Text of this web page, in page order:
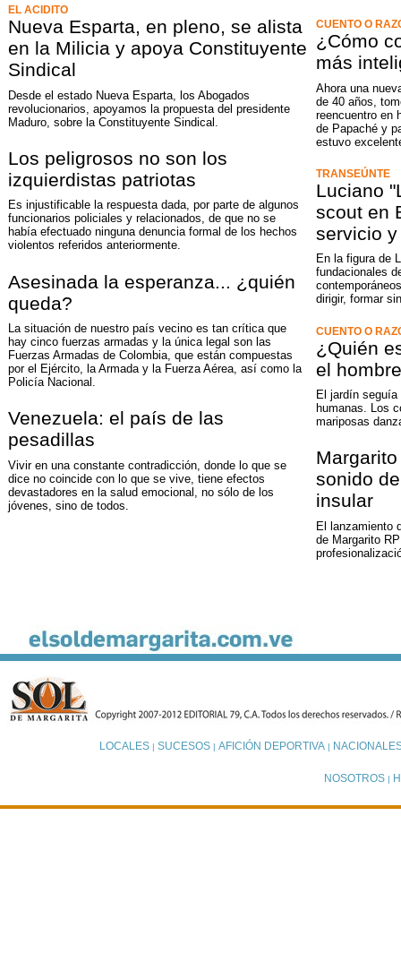
EL ACIDITO
Nueva Esparta, en pleno, se alista
en la Milicia y apoya Constituyente
Sindical
Desde el estado Nueva Esparta, los Abogados
revolucionarios, apoyamos la propuesta del presidente
Maduro, sobre la Constituyente Sindical.
Los peligrosos no son los
izquierdistas patriotas
Es injustificable la respuesta dada, por parte de algunos
funcionarios policiales y relacionados, de que no se
había efectuado ninguna denuncia formal de los hechos
violentos referidos anteriormente.
Asesinada la esperanza... ¿quién
queda?
La situación de nuestro país vecino es tan crítica que
hay cinco fuerzas armadas y la única legal son las
Fuerzas Armadas de Colombia, que están compuestas
por el Ejército, la Armada y la Fuerza Aérea, así como la
Policía Nacional.
Venezuela: el país de las
pesadillas
Vivir en una constante contradicción, donde lo que se
dice no coincide con lo que se vive, tiene efectos
devastadores en la salud emocional, no sólo de los
jóvenes, sino de todos.
CUENTO O
¿Cómo
más
Ahora una
de 40 años,
reencuentro en
de Papaché y
estuvo
TRANSEÚNTE
Luciano
scout en
servicio
En la figura de
fundacionales
dirigir, formar
CUENTO O
¿Quién
el
El jardín
humanas. Los
mariposas
sonido
insular
El lanzamiento
de Margarito
LOCALES| SUCESOS| AFICIÓN DEPORTIVA|
NOSOTROS |